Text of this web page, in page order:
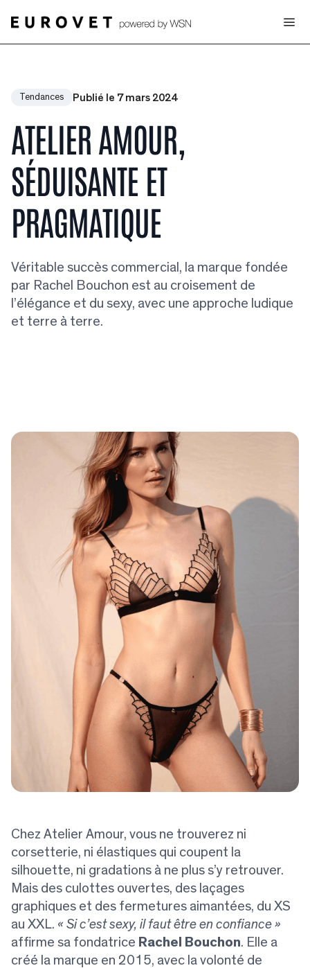
Tendances Publié le 7 mars 2024
ATELIER AMOUR,
SÉDUISANTE ET
PRAGMATIQUE
Véritable succès commercial, la marque fondée
par Rachel Bouchon est au croisement de
l’élégance et du sexy, avec une approche ludique
et terre à terre.
Chez Atelier Amour, vous ne trouverez ni
corsetterie, ni élastiques qui coupent la
silhouette, ni gradations à ne plus s’y retrouver.
Mais des culottes ouvertes, des laçages
graphiques et des fermetures aimantées, du XS
au XXL. « Si c’est sexy, il faut être en confiance »
affirme sa fondatrice Rachel Bouchon. Elle a
créé la marque en 2015, avec la volonté de